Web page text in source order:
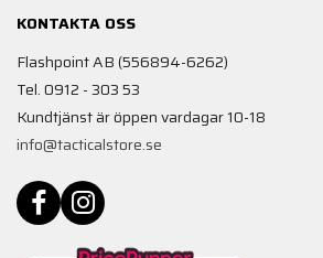
KONTAKTA OSS
Flashpoint AB (556894-6262)
Tel. 0912 - 303 53
Kundtjänst är öppen vardagar 10-18
info@tacticalstore.se